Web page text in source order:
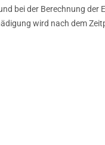
bei der Berechnung
wird nach dem